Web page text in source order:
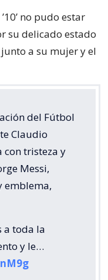
no pudo estar
su delicado estado
a su mujer y el
del Fútbol
Claudio
con tristeza y
Messi,
emblema,
a toda la
y le…